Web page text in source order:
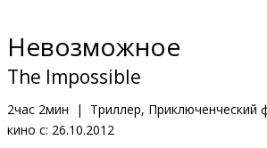
Клуб
Невозможное
The Impossible
2час 2мин | Триллер, Приключенческий
кино с: 26.10.2012